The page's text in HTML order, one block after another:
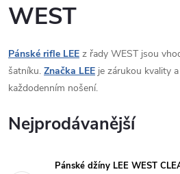
WEST
Pánské rifle LEE z řady WEST jsou
šatníku. Značka LEE je zárukou kvality
každodenním nošení.
Nejprodávanější
Pánské džíny LEE WEST